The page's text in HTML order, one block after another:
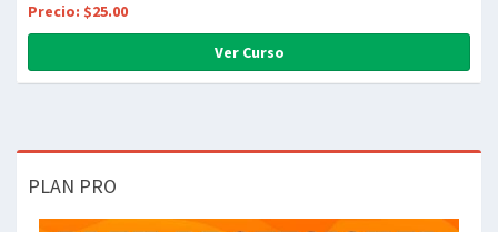
Precio: $25.00
Ver Curso
PLAN PRO